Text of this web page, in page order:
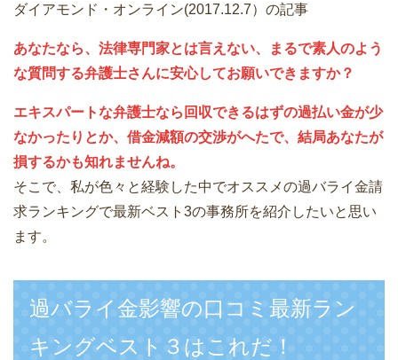
ダイアモンド・オンライン(2017.12.7）の記事
あなたなら、法律専門家とは言えない、まるで素人のよう
な質問する弁護士さんに安心してお願いできますか？
エキスパートな弁護士なら回収できるはずの過払い金が少
なかったりとか、借金減額の交渉がへたで、結局あなたが
損するかも知れませんね。
そこで、私が色々と経験した中でオススメの過バライ金請
求ランキングで最新ベスト3の事務所を紹介したいと思い
ます。
過バライ金影響の口コミ最新ラン
キングベスト３はこれだ！